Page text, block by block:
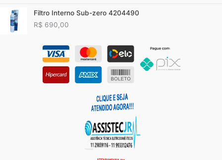
Filtro Interno Sub-zero 4204490
R$ 690,00